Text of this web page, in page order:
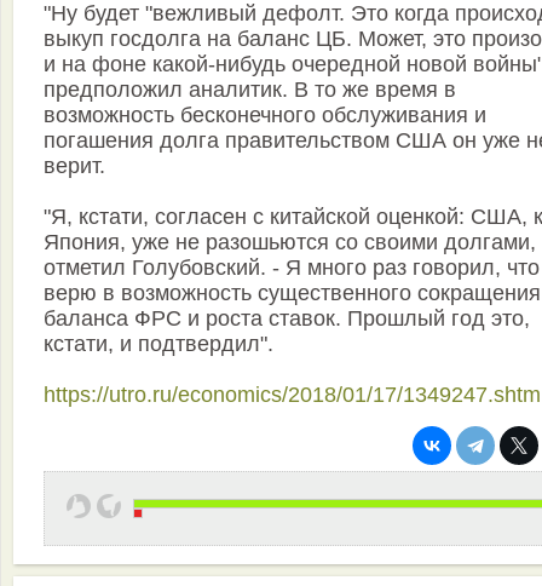
"Ну будет "вежливый дефолт. Это когда
выкуп госдолга на баланс ЦБ. Может, это
и на фоне какой-нибудь очередной новой
предположил аналитик. В то же время в
возможность бесконечного обслуживания и
погашения долга правительством США он уже
верит.
"Я, кстати, согласен с китайской оценкой: США,
Япония, уже не разошьются со своими долгами,
отметил Голубовский. - Я много раз говорил,
верю в возможность существенного сокращения
баланса ФРС и роста ставок. Прошлый год это,
кстати, и подтвердил".
https://utro.ru/economics/2018/01/17/